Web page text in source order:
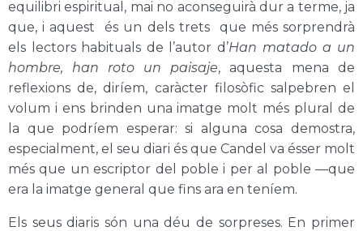
equilibri espiritual, mai no aconseguirà dur a terme, ja
que, i aquest és un dels trets que més sorprendrà
els lectors habituals de l’autor d’Han matado a un
hombre, han roto un paisaje, aquesta mena de
reflexions de, diríem, caràcter filosòfic salpebren el
volum i ens brinden una imatge molt més plural de
la que podríem esperar: si alguna cosa demostra,
especialment, el seu diari és que Candel va ésser molt
més que un escriptor del poble i per al poble —que
era la imatge general que fins ara en teníem.
Els seus diaris són una déu de sorpreses. En primer